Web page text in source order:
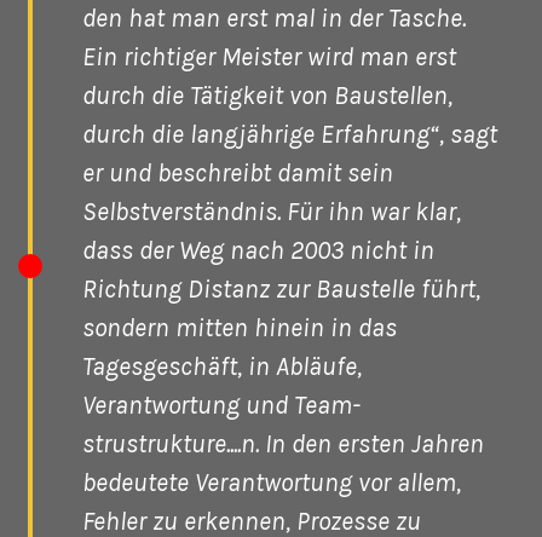
den hat man erst mal in der Tasche.
Ein richtiger Meister wird man erst
durch die Tätigkeit von Baustellen,
durch die langjährige Erfahrung“, sagt
er und beschreibt damit sein
Selbstverständnis. Für ihn war klar,
dass der Weg nach 2003 nicht in
Richtung Distanz zur Baustelle führt,
sondern mitten hinein in das
Tagesgeschäft, in Abläufe,
Verantwortung und Team-
strustrukture....n. In den ersten Jahren
bedeutete Verantwortung vor allem,
Fehler zu erkennen, Prozesse zu